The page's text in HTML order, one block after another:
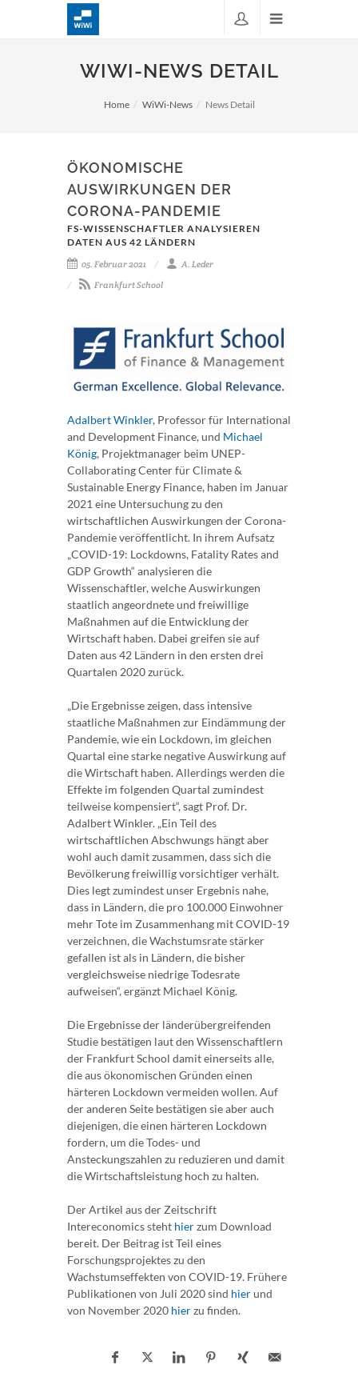
WIWI-NEWS DETAIL
Home WiWi-News News Detail
ÖKONOMISCHE
AUSWIRKUNGEN DER
CORONA-PANDEMIE
FS-WISSENSCHAFTLER ANALYSIEREN
DATEN AUS 42 LÄNDERN
05. Februar 2021
A. Leder
Frankfurt School
Adalbert Winkler, Professor für International
and Development Finance, und Michael
König, Projektmanager beim UNEP-
Collaborating Center für Climate &
Sustainable Energy Finance, haben im Januar
2021 eine Untersuchung zu den
wirtschaftlichen Auswirkungen der Corona-
Pandemie veröffentlicht. In ihrem Aufsatz
„COVID-19: Lockdowns, Fatality Rates and
GDP Growth“ analysieren die
Wissenschaftler, welche Auswirkungen
staatlich angeordnete und freiwillige
Maßnahmen auf die Entwicklung der
Wirtschaft haben. Dabei greifen sie auf
Daten aus 42 Ländern in den ersten drei
Quartalen 2020 zurück.
„Die Ergebnisse zeigen, dass intensive
staatliche Maßnahmen zur Eindämmung der
Pandemie, wie ein Lockdown, im gleichen
Quartal eine starke negative Auswirkung auf
die Wirtschaft haben. Allerdings werden die
Effekte im folgenden Quartal zumindest
teilweise kompensiert“, sagt Prof. Dr.
Adalbert Winkler. „Ein Teil des
wirtschaftlichen Abschwungs hängt aber
wohl auch damit zusammen, dass sich die
Bevölkerung freiwillig vorsichtiger verhält.
Dies legt zumindest unser Ergebnis nahe,
dass in Ländern, die pro 100.000 Einwohner
mehr Tote im Zusammenhang mit COVID-19
verzeichnen, die Wachstumsrate stärker
gefallen ist als in Ländern, die bisher
vergleichsweise niedrige Todesrate
aufweisen“, ergänzt Michael König.
Die Ergebnisse der länderübergreifenden
Studie bestätigen laut den Wissenschaftlern
der Frankfurt School damit einerseits alle,
die aus ökonomischen Gründen einen
härteren Lockdown vermeiden wollen. Auf
der anderen Seite bestätigen sie aber auch
diejenigen, die einen härteren Lockdown
fordern, um die Todes- und
Ansteckungszahlen zu reduzieren und damit
die Wirtschaftsleistung hoch zu halten.
Der Artikel aus der Zeitschrift
Intereconomics steht hierzum Download
bereit. Der Beitrag ist Teil eines
Forschungsprojektes zu den
Wachstumseffekten von COVID-19. Frühere
Publikationen von Juli 2020 sind hierund
von November 2020 hierzu finden.